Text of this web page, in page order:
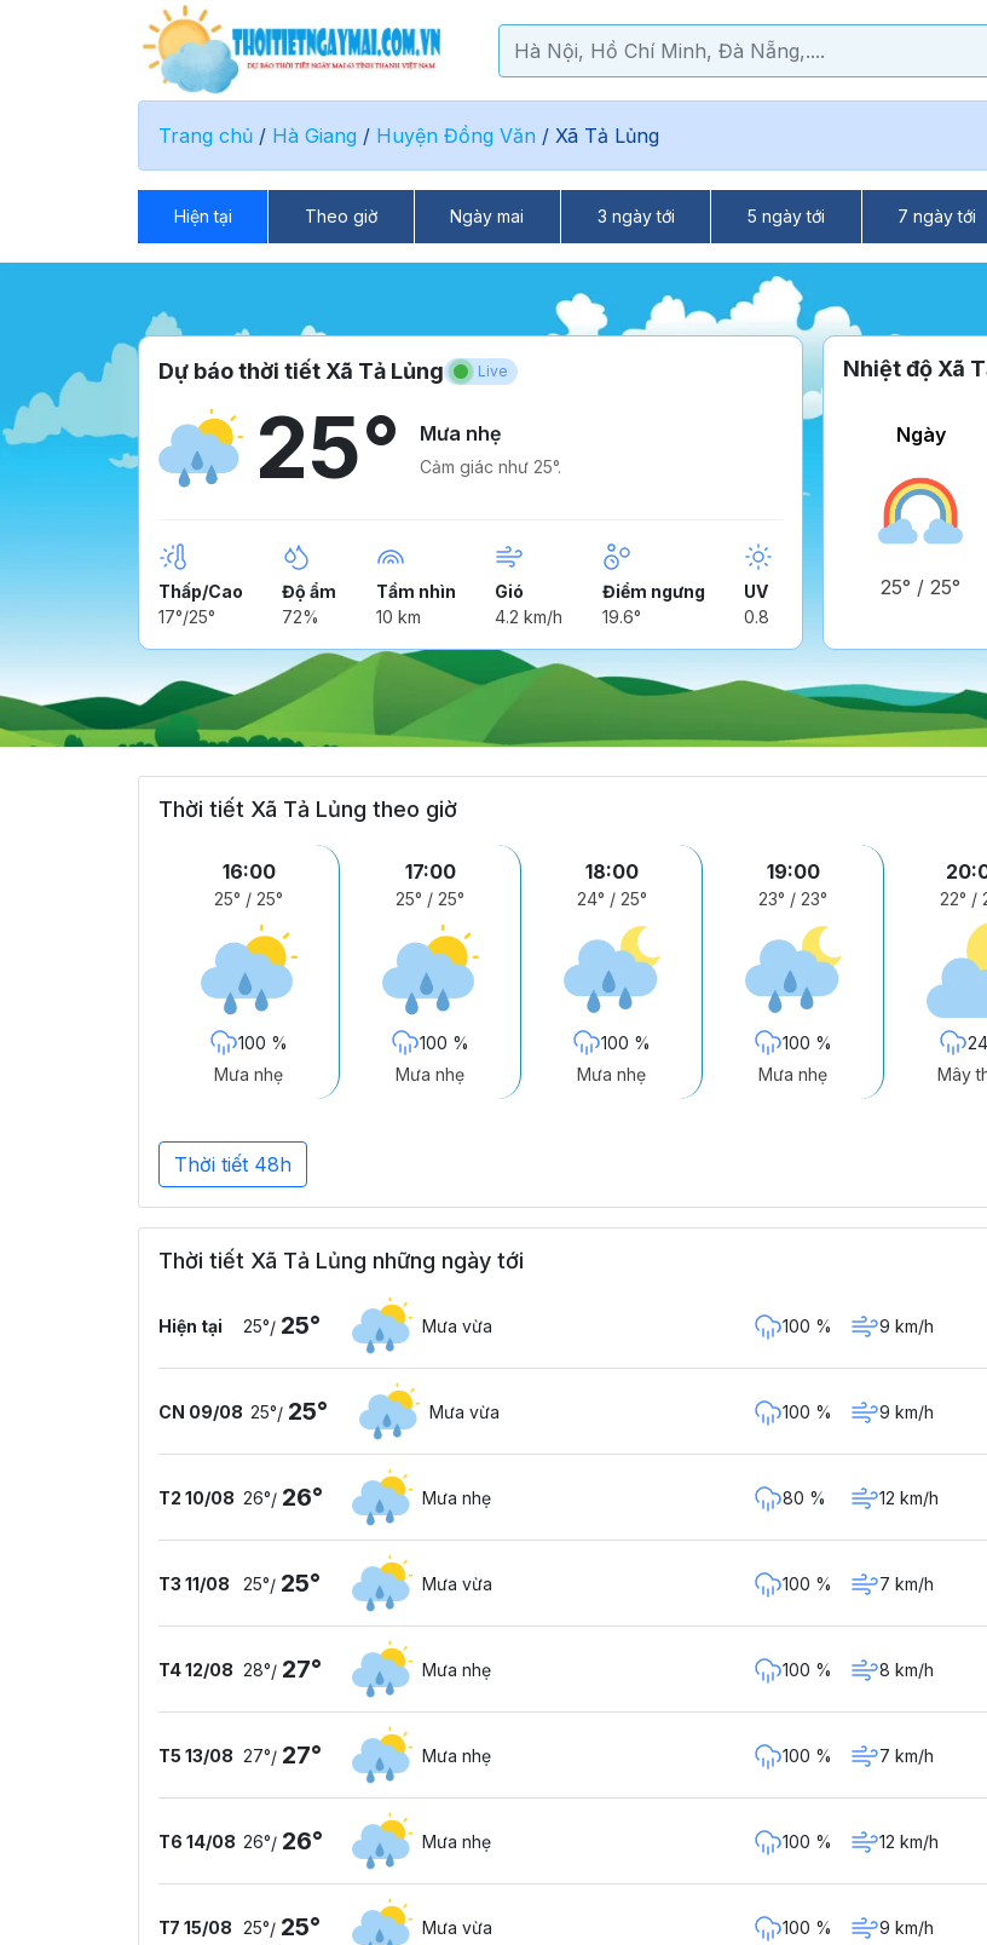
Trang chủ / Hà Giang / Huyện Đồng Văn / Xã Tả Lủng
Hiện tại Theo giờ Ngày mai 3 ngày tới 5 ngày tới 7 ngày tới
Dự báo thời tiết Xã Tả Lủng Live
25° Mưa nhẹ
Cảm giác như 25°.
Thấp/Cao
17°/25°
Độ ẩm
72%
Tầm nhìn
10 km
Gió
4.2 km/h
Điểm ngưng
19.6°
UV
0.8
Nhiệt độ Xã
Ngày
25° / 25°
Thời tiết Xã Tả Lủng theo giờ
16:00
25° / 25°
100 %
Mưa nhẹ
17:00
25° / 25°
100 %
Mưa nhẹ
18:00
24° / 25°
100 %
Mưa nhẹ
19:00
23° / 23°
100 %
Mưa nhẹ
22° /
24
Mây
Thời tiết 48h
Thời tiết Xã Tả Lủng những ngày tới
Hiện tại 25°/ 25° Mưa vừa 100 % 9 km/h
CN 09/08 25°/ 25° Mưa vừa 100 % 9 km/h
T2 10/08 26°/ 26° Mưa nhẹ 80 % 12 km/h
T3 11/08 25°/ 25° Mưa vừa 100 % 7 km/h
T4 12/08 28°/ 27° Mưa nhẹ 100 % 8 km/h
T5 13/08 27°/ 27° Mưa nhẹ 100 % 7 km/h
T6 14/08 26°/ 26° Mưa nhẹ 100 % 12 km/h
T7 15/08 25°/ 25° Mưa vừa 100 % 9 km/h